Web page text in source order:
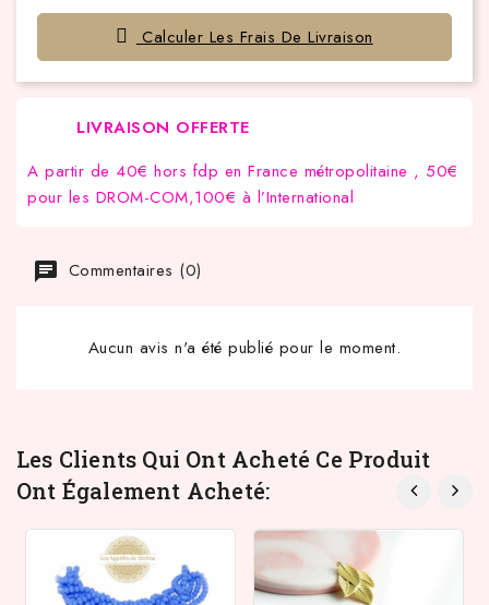
Calculer Les Frais De Livraison
LIVRAISON OFFERTE
A partir de 40€ hors fdp en France métropolitaine , 50€
pour les DROM-COM,100€ à l’International
Commentaires (0)
Aucun avis n'a été publié pour le moment.
Les Clients Qui Ont Acheté Ce Produit
Ont Également Acheté: